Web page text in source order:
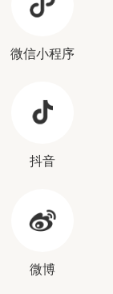
微信小程序
抖音
微博